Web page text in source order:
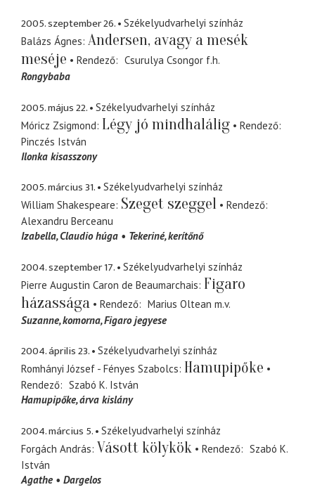
2005. szeptember 26.
Székelyudvarhelyi színház
Balázs Ágnes Andersen, avagy a mesék
meséje
Rendező Csurulya Csongor f.h.
Rongybaba
2005. május 22.
Székelyudvarhelyi színház
Móricz Zsigmond Légy jó mindhalálig
Rendező
Pinczés István
Ilonka kisasszony
2005. március 31.
Székelyudvarhelyi színház
William Shakespeare Szeget szeggel
Rendező
Alexandru Berceanu
Izabella Claudio húga Tekeriné kerítőnő
2004. szeptember 17.
Székelyudvarhelyi színház
Pierre Augustin Caron de Beaumarchais Figaro
házassága
Rendező Marius Oltean m.v.
Suzanne komorna, Figaro jegyese
2004. április 23.
Székelyudvarhelyi színház
Romhányi József - Fényes Szabolcs Hamupipőke
Rendező
Szabó K. István
Hamupipőke árva kislány
2004. március 5.
Székelyudvarhelyi színház
Forgách András Vásott kölykök Rendező
Szabó K.
István
Agathe
Dargelos